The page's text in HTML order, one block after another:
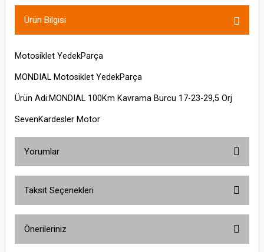
Ürün Bilgisi
Motosiklet YedekParça
MONDIAL Motosiklet YedekParça
Ürün Adi:MONDIAL 100Km Kavrama Burcu 17-23-29,5 Orj
SevenKardesler Motor
Yorumlar
Taksit Seçenekleri
Önerileriniz